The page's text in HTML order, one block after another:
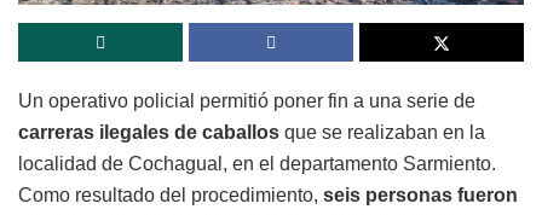
Un operativo policial permitió poner fin a una serie de
carreras ilegales de caballos que se realizaban en la
localidad de Cochagual, en el departamento Sarmiento.
Como resultado del procedimiento, seis personas fueron